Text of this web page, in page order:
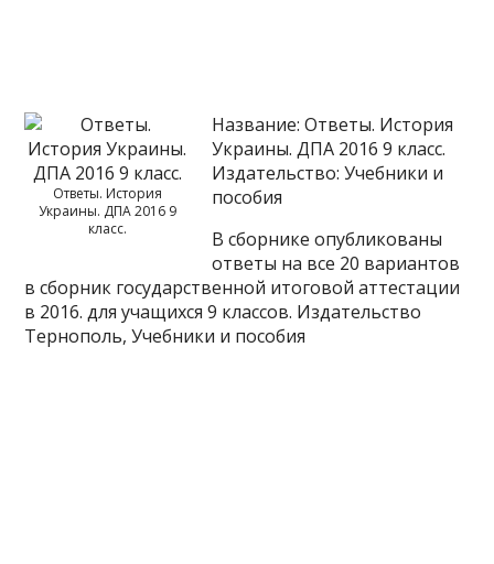
Ответы. История
Украины. ДПА 2016 9
класс.
Название: Ответы. История
Украины. ДПА 2016 9 класс.
Издательство: Учебники и
пособия
В сборнике опубликованы
ответы на все 20 вариантов
в сборник государственной итоговой аттестации
в 2016. для учащихся 9 классов. Издательство
Тернополь, Учебники и пособия